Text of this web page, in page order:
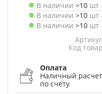
В наличии >10 шт
В наличии >10 шт
В наличии >10 шт
Код
Оплата
Наличный
по счёту